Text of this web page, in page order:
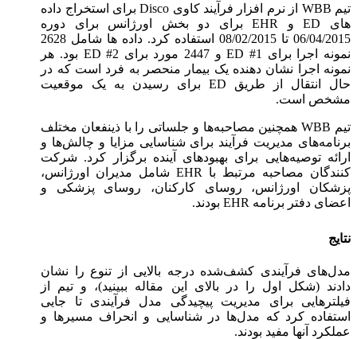
تیم WBB از نرم افزار فرآیند کاوی Disco برای استخراج داده
های ED و EHR برای دو بخش اورژانس برای دوره
06/04/2015 تا 08/02/2015 استفاده کرد. داده ها شامل 2628
نمونه اجرا برای ED #1 و 2447 مورد برای ED #2 بود. هر
نمونه اجرا نشان دهنده یک بیمار منحصر به فرد است که در
حال انتقال از طریق ED برای رسیدن به یک موقعیت
مشخص است.
تیم WBB همچنین مصاحبه‌ها و جلساتی را با ذینفعان مختلف
برنامه‌های مدیریت فرآیند برای شناسایی مزایا و چالش‌ها و
ارائه توصیه‌هایی برای بهبودهای آینده برگزار کرد. شرکت
کنندگان مصاحبه مرتبط با EHR شامل مدیران اورژانس،
پزشکان اورژانس، روسای کارکنان، روسای پزشکی و
اعضای دفتر برنامه EHR بودند.
نتایج
مدل‌های فرآیندی کشف‌شده درجه بالایی از تنوع را نشان
دادند (شکل اول را در بالای این مقاله ببینید)، و تیم از
فیلترهایی برای مدیریت پیچیدگی مدل فرآیندی تا جایی
استفاده کرد که مدل‌ها در شناسایی و انحراف مسیرها و
عملکرد آنها مفید بودند.